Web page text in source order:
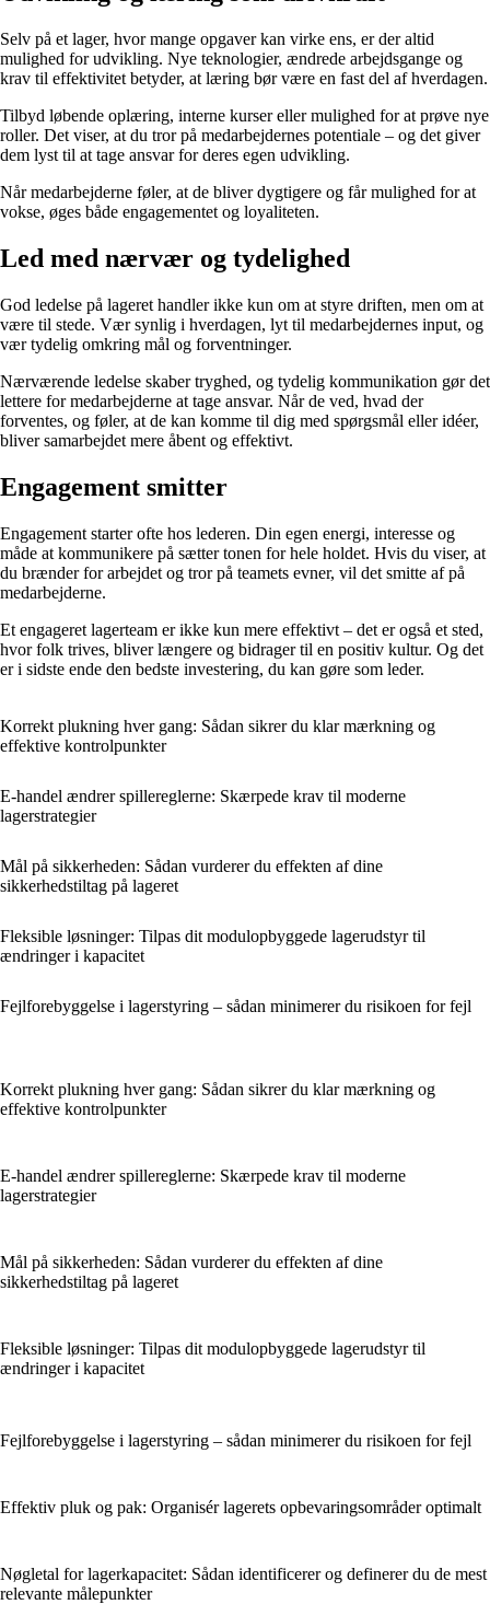
Selv på et lager, hvor mange opgaver kan virke ens, er der altid
mulighed for udvikling. Nye teknologier, ændrede arbejdsgange og
krav til effektivitet betyder, at læring bør være en fast del af hverdagen.
Tilbyd løbende oplæring, interne kurser eller mulighed for at prøve nye
roller. Det viser, at du tror på medarbejdernes potentiale – og det giver
dem lyst til at tage ansvar for deres egen udvikling.
Når medarbejderne føler, at de bliver dygtigere og får mulighed for at
vokse, øges både engagementet og loyaliteten.
Led med nærvær og tydelighed
God ledelse på lageret handler ikke kun om at styre driften, men om at
være til stede. Vær synlig i hverdagen, lyt til medarbejdernes input, og
vær tydelig omkring mål og forventninger.
Nærværende ledelse skaber tryghed, og tydelig kommunikation gør det
lettere for medarbejderne at tage ansvar. Når de ved, hvad der
forventes, og føler, at de kan komme til dig med spørgsmål eller idéer,
bliver samarbejdet mere åbent og effektivt.
Engagement smitter
Engagement starter ofte hos lederen. Din egen energi, interesse og
måde at kommunikere på sætter tonen for hele holdet. Hvis du viser, at
du brænder for arbejdet og tror på teamets evner, vil det smitte af på
medarbejderne.
Et engageret lagerteam er ikke kun mere effektivt – det er også et sted,
hvor folk trives, bliver længere og bidrager til en positiv kultur. Og det
er i sidste ende den bedste investering, du kan gøre som leder.
Korrekt plukning hver gang: Sådan sikrer du klar mærkning og
effektive kontrolpunkter
E-handel ændrer spillereglerne: Skærpede krav til moderne
lagerstrategier
Mål på sikkerheden: Sådan vurderer du effekten af dine
sikkerhedstiltag på lageret
Fleksible løsninger: Tilpas dit modulopbyggede lagerudstyr til
ændringer i kapacitet
Fejlforebyggelse i lagerstyring – sådan minimerer du risikoen for fejl
Korrekt plukning hver gang: Sådan sikrer du klar mærkning og
effektive kontrolpunkter
E-handel ændrer spillereglerne: Skærpede krav til moderne
lagerstrategier
Mål på sikkerheden: Sådan vurderer du effekten af dine
sikkerhedstiltag på lageret
Fleksible løsninger: Tilpas dit modulopbyggede lagerudstyr til
ændringer i kapacitet
Fejlforebyggelse i lagerstyring – sådan minimerer du risikoen for fejl
Effektiv pluk og pak: Organisér lagerets opbevaringsområder optimalt
Nøgletal for lagerkapacitet: Sådan identificerer og definerer du de mest
relevante målepunkter